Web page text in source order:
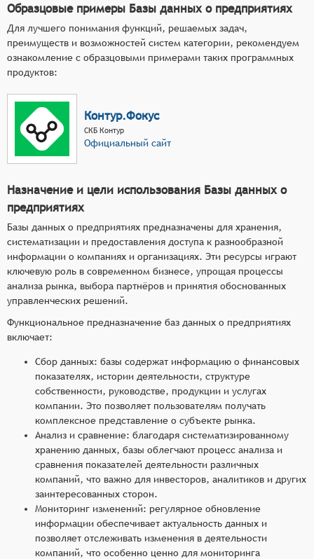
Образцовые примеры Базы данных о предприятиях
Для лучшего понимания функций, решаемых задач,
преимуществ и возможностей систем категории, рекомендуем
ознакомление с образцовыми примерами таких программных
продуктов:
Контур.Фокус
СКБ Контур
Официальный сайт
Назначение и цели использования Базы данных о
предприятиях
Базы данных о предприятиях предназначены для хранения,
систематизации и предоставления доступа к разнообразной
информации о компаниях и организациях. Эти ресурсы играют
ключевую роль в современном бизнесе, упрощая процессы
анализа рынка, выбора партнёров и принятия обоснованных
управленческих решений.
Функциональное предназначение баз данных о предприятиях
включает:
Сбор данных: базы содержат информацию о финансовых
показателях, истории деятельности, структуре
собственности, руководстве, продукции и услугах
компании. Это позволяет пользователям получать
комплексное представление о субъекте рынка.
Анализ и сравнение: благодаря систематизированному
хранению данных, базы облегчают процесс анализа и
сравнения показателей деятельности различных
компаний, что важно для инвесторов, аналитиков и других
заинтересованных сторон.
Мониторинг изменений: регулярное обновление
информации обеспечивает актуальность данных и
позволяет отслеживать изменения в деятельности
компаний, что особенно ценно для мониторинга